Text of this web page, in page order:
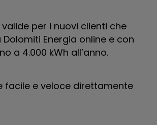
per i nuovi clienti che
Energia online e con
a 4.000 kWh all’anno.
facile e veloce direttamente